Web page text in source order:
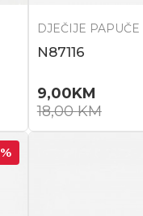
DJEČIJE PAPUČE
N87116
9,00KM
18,00KM
%